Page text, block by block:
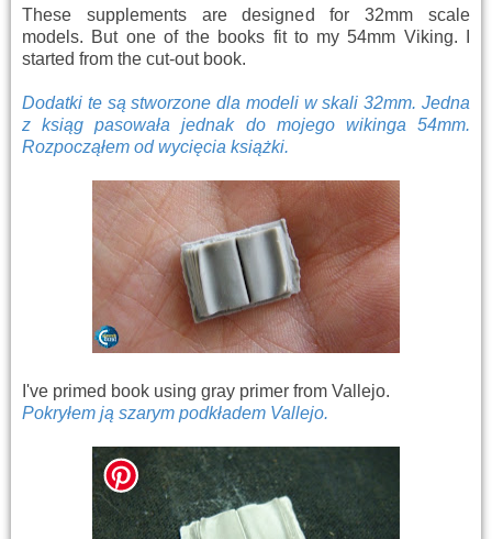
These supplements are designed for 32mm scale
models. But one of the books fit to my 54mm Viking. I
started from the cut-out book.
Dodatki te są stworzone dla modeli w skali 32mm. Jedna
z ksiąg pasowała jednak do mojego wikinga 54mm.
Rozpocząłem od wycięcia książki.
I've primed book using gray primer from Vallejo.
Pokryłem ją szarym podkładem Vallejo.